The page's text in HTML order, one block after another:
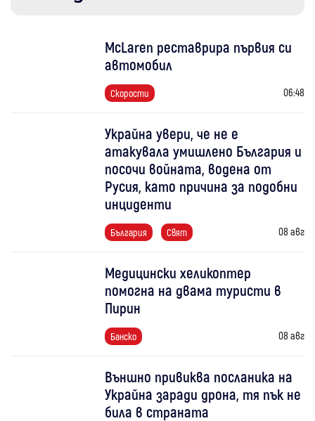
McLaren реставрира първия си
автомобил
Скорости 06:48
Украйна увери, че не е
атакувала умишлено България и
посочи войната, водена от
Русия, като причина за подобни
инциденти
България Свят 08 авг
Медицински хеликоптер
помогна на двама туристи в
Пирин
Банско 08 авг
Външно привиква посланика на
Украйна заради дрона, тя пък не
била в страната